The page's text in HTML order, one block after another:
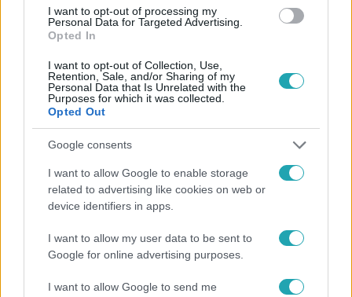
I want to opt-out of processing my
Personal Data for Targeted Advertising.
Opted In
I want to opt-out of Collection, Use,
Retention, Sale, and/or Sharing of my
Personal Data that Is Unrelated with the
Purposes for which it was collected.
Opted Out
Google consents
I want to allow Google to enable storage
related to advertising like cookies on web or
device identifiers in apps.
I want to allow my user data to be sent to
Google for online advertising purposes.
I want to allow Google to send me
BULVÁR #MAGYAR SZTÁROK # SVÁBY ANDRÁS
RTL HÍRESSÉGEK
A LEGJOBB AJÁNLAT #2. ÉVAD #
Népszerű
17:24